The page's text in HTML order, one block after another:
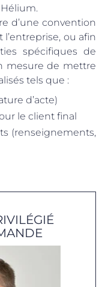
d’une convention
ou afin
spécifiques de
mesure de mettre
tels que :
d’acte)
le client final
(renseignements,